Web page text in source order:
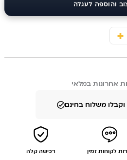
והוספה לעגלה
+
אחרונות במלאי
וקבלו משלוח בחינם
לקוחות זמין
רכישה קלה